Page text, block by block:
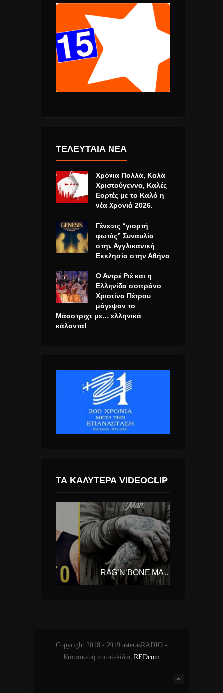
ΤΕΛΕΥΤΑΙΑ ΝΕΑ
Χρόνια Πολλά, Καλά
Χριστούγεννα, Καλές
Εορτές με το Καλό η
νέα Χρονιά 2026.
Γένεσις “γιορτή
φωτός” Συναυλία
στην Αγγλικανική
Εκκλησία στην Αθήνα
Ο Αντρέ Ριέ και η
Ελληνίδα σοπράνο
Χριστίνα Πέτρου
μάγεψαν το
Μάαστριχτ με… ελληνικά
κάλαντα!
ΤΑ ΚΑΛΎΤΕΡΑ VIDEOCLIP
RAG’N’BONE MAN – HUMAN
Copyright 2018 - 2019 asterasRADIO -
Κατασκευή ιστοσελίδας REDcom